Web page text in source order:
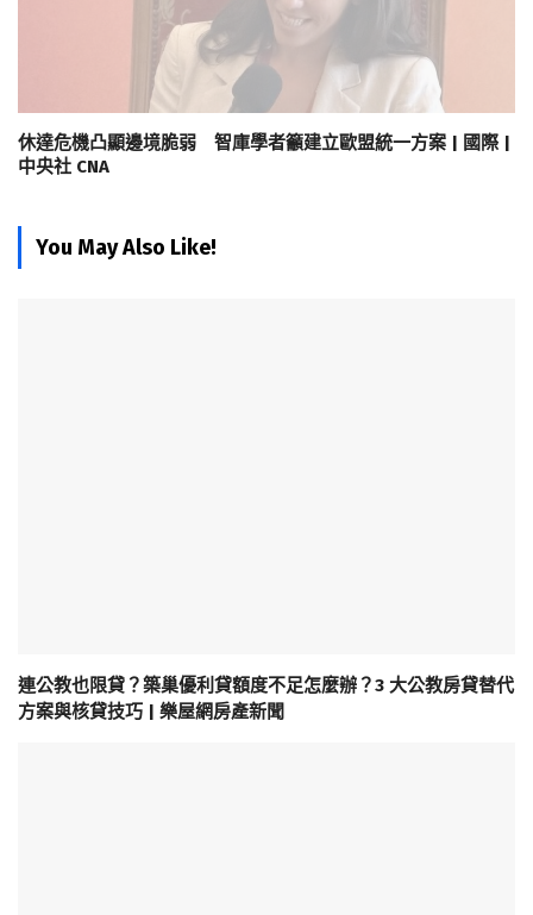
休達危機凸顯邊境脆弱 智庫學者籲建立歐盟統一方案 | 國際 |
中央社 CNA
You May Also Like!
連公教也限貸？築巢優利貸額度不足怎麼辦？3 大公教房貸替代
方案與核貸技巧 | 樂屋網房產新聞